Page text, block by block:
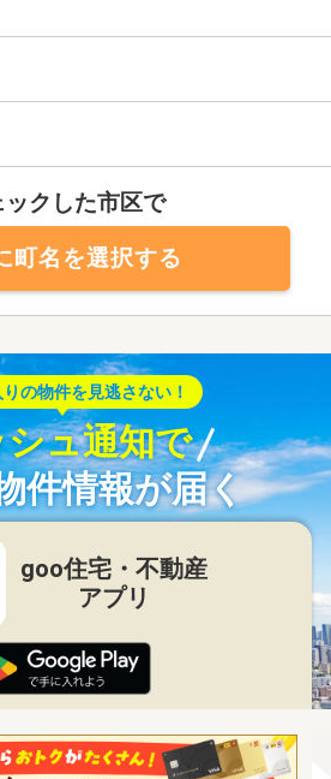
ックした市区で
町名を選択する
の物件を見逃さない！
ュ通知で
件情報が届く
goo住宅・不動産
アプリ